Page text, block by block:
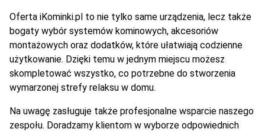
Oferta iKominki.pl to nie tylko same urządzenia, lecz także
bogaty wybór systemów kominowych, akcesoriów
montażowych oraz dodatków, które ułatwiają codzienne
użytkowanie. Dzięki temu w jednym miejscu możesz
skompletować wszystko, co potrzebne do stworzenia
wymarzonej strefy relaksu w domu.
Na uwagę zasługuje także profesjonalne wsparcie naszego
zespołu. Doradzamy klientom w wyborze odpowiednich